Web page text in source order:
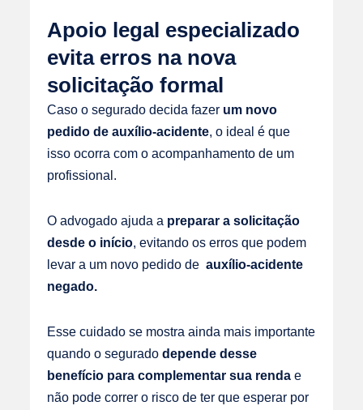
Apoio legal especializado
evita erros na nova
solicitação formal
Caso o segurado decida fazer um novo
pedido de auxílio-acidente, o ideal é que
isso ocorra com o acompanhamento de um
profissional.
O advogado ajuda a preparar a solicitação
desde o início, evitando os erros que podem
levar a um novo pedido de auxílio-acidente
negado.
Esse cuidado se mostra ainda mais importante
quando o seguradodepende desse
benefício para complementar sua renda e
não pode correr o risco de ter que esperar por